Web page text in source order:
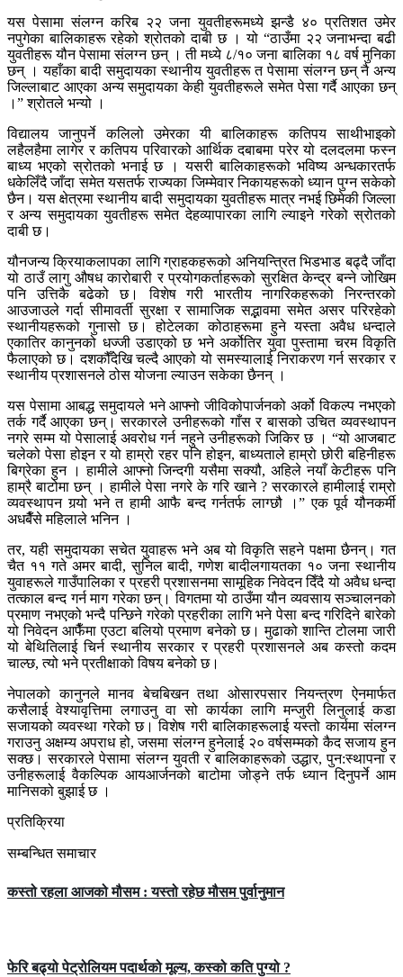
यस पेसामा संलग्न करिब २२ जना युवतीहरूमध्ये झन्डै ४० प्रतिशत उमेर
नपुगेका बालिकाहरू रहेको श्रोतको दाबी छ । यो “ठाउँमा २२ जनाभन्दा बढी
युवतीहरू यौन पेसामा संलग्न छन् । ती मध्ये ८/१० जना बालिका १८ वर्ष मुनिका
छन् । यहाँका बादी समुदायका स्थानीय युवतीहरू त पेसामा संलग्न छन् नै अन्य
जिल्लाबाट आएका अन्य समुदायका केही युवतीहरूले समेत पेसा गर्दै आएका छन्
।” श्रोतले भन्यो ।
विद्यालय जानुपर्ने कलिलो उमेरका यी बालिकाहरू कतिपय साथीभाइको
लहैलहैमा लागेर र कतिपय परिवारको आर्थिक दबाबमा परेर यो दलदलमा फस्न
बाध्य भएको स्रोतको भनाई छ । यसरी बालिकाहरूको भविष्य अन्धकारतर्फ
धकेलिँदै जाँदा समेत यसतर्फ राज्यका जिम्मेवार निकायहरूको ध्यान पुग्न सकेको
छैन। यस क्षेत्रमा स्थानीय बादी समुदायका युवतीहरू मात्र नभई छिमेकी जिल्ला
र अन्य समुदायका युवतीहरू समेत देहव्यापारका लागि ल्याइने गरेको स्रोतको
दाबी छ।
​यौनजन्य क्रियाकलापका लागि ग्राहकहरूको अनियन्त्रित भिडभाड बढ्दै जाँदा
यो ठाउँ लागु औषध कारोबारी र प्रयोगकर्ताहरूको सुरक्षित केन्द्र बन्ने जोखिम
पनि उत्तिकै बढेको छ। विशेष गरी भारतीय नागरिकहरूको निरन्तरको
आउजाउले गर्दा सीमावर्ती सुरक्षा र सामाजिक सद्भावमा समेत असर परिरहेको
स्थानीयहरूको गुनासो छ। होटेलका कोठाहरूमा हुने यस्ता अवैध धन्दाले
एकातिर कानुनको धज्जी उडाएको छ भने अर्कोतिर युवा पुस्तामा चरम विकृति
फैलाएको छ। दशकौँदेखि चल्दै आएको यो समस्यालाई निराकरण गर्न सरकार र
स्थानीय प्रशासनले ठोस योजना ल्याउन सकेका छैनन् ।
​यस पेसामा आबद्ध समुदायले भने आफ्नो जीविकोपार्जनको अर्को विकल्प नभएको
तर्क गर्दै आएका छन्। सरकारले उनीहरूको गाँस र बासको उचित व्यवस्थापन
नगरे सम्म यो पेसालाई अवरोध गर्न नहुने उनीहरूको जिकिर छ । “यो आजबाट
चलेको पेसा होइन र यो हाम्रो रहर पनि होइन, बाध्यताले हाम्रो छोरी बहिनीहरू
बिग्रेका हुन । हामीले आफ्नो जिन्दगी यसैमा सक्यौ, अहिले नयाँ केटीहरू पनि
हाम्रै बाटोमा छन् । हामीले पेसा नगरे के गरि खाने ? सरकारले हामीलाई राम्रो
व्यवस्थापन गर्‍यो भने त हामी आफै बन्द गर्नतर्फ लाग्छौ ।” एक पूर्व यौनकर्मी
अधबैँसे महिलाले भनिन ।
तर, यही समुदायका सचेत युवाहरू भने अब यो विकृति सहने पक्षमा छैनन्। गत
चैत ११ गते अमर बादी, सुनिल बादी, गणेश बादीलगायतका १० जना स्थानीय
युवाहरूले गाउँपालिका र प्रहरी प्रशासनमा सामूहिक निवेदन दिँदै यो अवैध धन्दा
तत्काल बन्द गर्न माग गरेका छन्। विगतमा यो ठाउँमा यौन व्यवसाय सञ्चालनको
प्रमाण नभएको भन्दै पन्छिने गरेको प्रहरीका लागि भने पेसा बन्द गरिदिने बारेको
यो निवेदन आफैँमा एउटा बलियो प्रमाण बनेको छ। मुढाको शान्ति टोलमा जारी
यो बेथितिलाई चिर्न स्थानीय सरकार र प्रहरी प्रशासनले अब कस्तो कदम
चाल्छ, त्यो भने प्रतीक्षाको विषय बनेको छ।
​नेपालको कानुनले मानव बेचबिखन तथा ओसारपसार नियन्त्रण ऐनमार्फत
कसैलाई वेश्यावृत्तिमा लगाउनु वा सो कार्यका लागि मन्जुरी लिनुलाई कडा
सजायको व्यवस्था गरेको छ। विशेष गरी बालिकाहरूलाई यस्तो कार्यमा संलग्न
गराउनु अक्षम्य अपराध हो, जसमा संलग्न हुनेलाई २० वर्षसम्मको कैद सजाय हुन
सक्छ। सरकारले पेसामा संलग्न युवती र बालिकाहरूको उद्धार, पुन:स्थापना र
उनीहरूलाई वैकल्पिक आयआर्जनको बाटोमा जोड्ने तर्फ ध्यान दिनुपर्ने आम
मानिसको बुझाई छ ।
प्रतिक्रिया
सम्बन्धित समाचार
कस्तो रहला आजको मौसम : यस्तो रहेछ मौसम पुर्वानुमान
फेरि बढ्यो पेट्रोलियम पदार्थको मूल्य, कस्को कति पुग्यो ?